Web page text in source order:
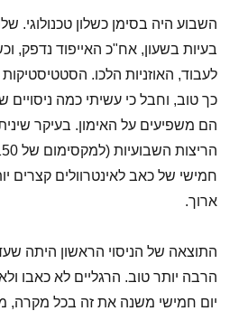
השבוע היה בסימן כשלון טכנולוגי.
בעיות בשעון, אח"כ האייפוד נדפק,
לעבוד, האוזניות הלכו.
כך טוב, וחבל כי עשיתי כמה ניסויים
הם משפיעים על האימון. בעיקר
חמישי של כאב לאינטרוולים קצרים
ארוך.
התוצאה של הניסוי הראשון היתה
הרבה יותר טוב. הרגליים לא כאבו
יום חמישי משנה את זה בכל מקרה,